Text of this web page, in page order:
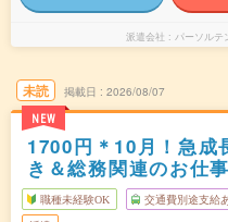
派遣会社 パーソル
未読
NEW
掲載日 2026/08/07
1700円＊10月！急成
き＆総務関連のお仕事
職種未経験OK 交通費別途支給